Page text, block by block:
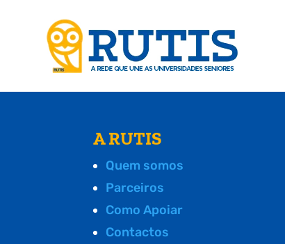
A RUTIS
Quem somos
Parceiros
Como Apoiar
Contactos